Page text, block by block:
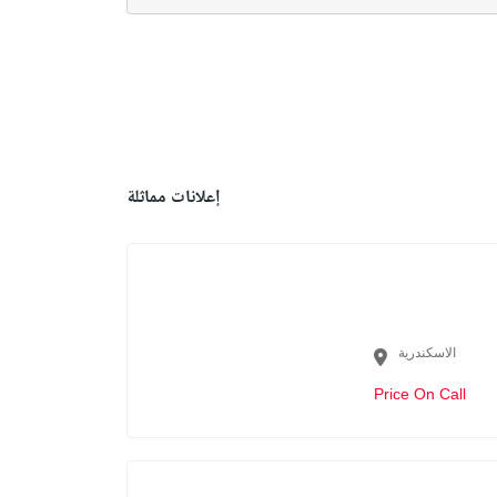
إعلانات مماثلة
الاسكندرية
Price On Call